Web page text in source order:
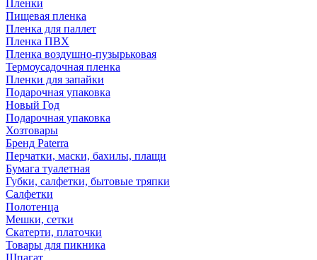
Пленки
Пищевая пленка
Пленка для паллет
Пленка ПВХ
Пленка воздушно-пузырьковая
Термоусадочная пленка
Пленки для запайки
Подарочная упаковка
Новый Год
Подарочная упаковка
Хозтовары
Бренд Paterra
Перчатки, маски, бахилы, плащи
Бумага туалетная
Губки, салфетки, бытовые тряпки
Салфетки
Полотенца
Мешки, сетки
Скатерти, платочки
Товары для пикника
Шпагат